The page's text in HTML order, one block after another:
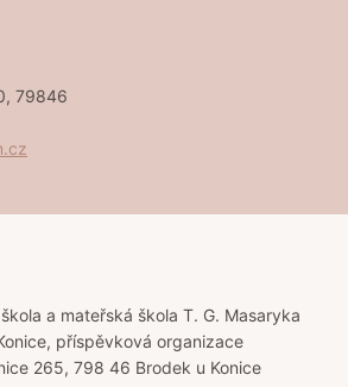
79846
a mateřská škola T. G. Masaryka
příspěvková organizace
265, 798 46 Brodek u Konice